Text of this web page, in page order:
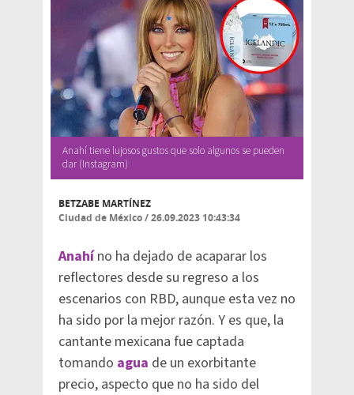
Anahí tiene lujosos gustos que solo algunos se pueden
dar (Instagram)
BETZABE MARTÍNEZ
Ciudad de México/26.09.2023 10:43:34
Anahíno ha dejado de acaparar los
reflectores desde su regreso a los
escenarios con RBD, aunque esta vez no
ha sido por la mejor razón. Y es que, la
cantante mexicana fue captada
tomando agua de un exorbitante
precio, aspecto que no ha sido del